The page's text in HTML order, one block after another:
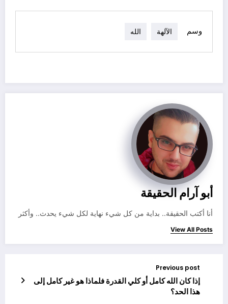
وسم الآلهة الله
أبو آرام الحقيقة
أنا أكتب الحقيقة.. بداية من كل شيء نهاية لكل شيء يحدث.. وأكثر
View All Posts
Previous post
إذا كان الله كامل أو كلي القدرة فلماذا هو غير كامل إلى
هذا الحد؟